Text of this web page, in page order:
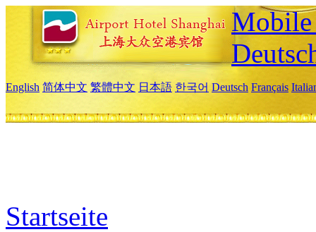
Mobile
English 简体中文 繁體中文 日本語 한국어 Deutsch Français
Startseite